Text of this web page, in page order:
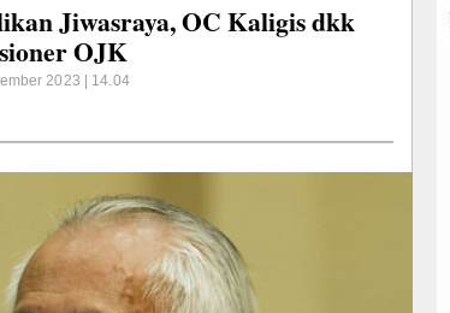
Jiwasraya, OC Kaligis dkk
OJK
2023 | 14.04